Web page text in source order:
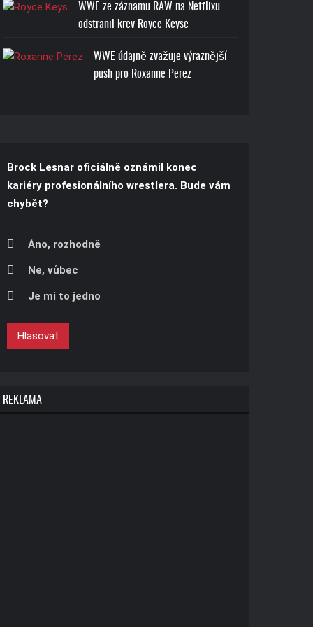
WWE ze záznamu RAW na Netflixu
odstranil krev Royce Keyse
WWE údajně zvažuje výraznější
push pro Roxanne Perez
Brock Lesnar oficiálně oznámil konec
kariéry profesionálního wrestlera. Bude vám
chybět?
Áno, rozhodně
Ne, vůbec
Je mi to jedno
Hlasovat
REKLAMA